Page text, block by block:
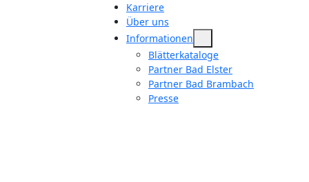
Karriere
Über uns
Informationen
Blätterkataloge
Partner Bad Elster
Partner Bad Brambach
Presse